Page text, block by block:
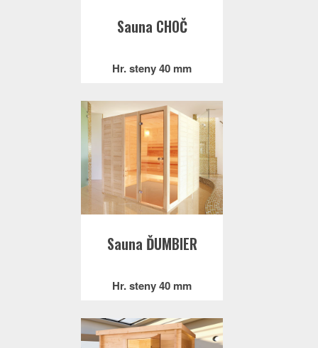
Sauna CHOČ
Hr. steny 40 mm
Sauna ĎUMBIER
Hr. steny 40 mm